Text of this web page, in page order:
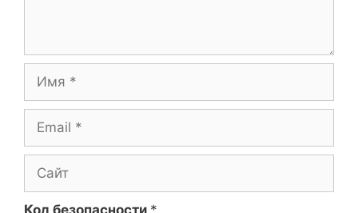
Код безопасности *